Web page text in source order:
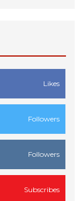
Likes
Followers
Followers
Subscribes